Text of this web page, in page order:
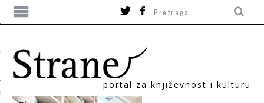
portal za književnost i kulturu